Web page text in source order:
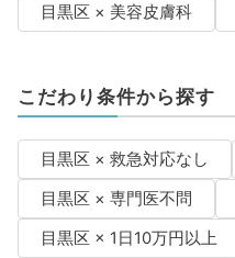
目黒区 × 美容皮膚科
こだわり条件から探す
目黒区 × 救急対応なし
目黒区 × 専門医不問
目黒区 × 1日10万円以上